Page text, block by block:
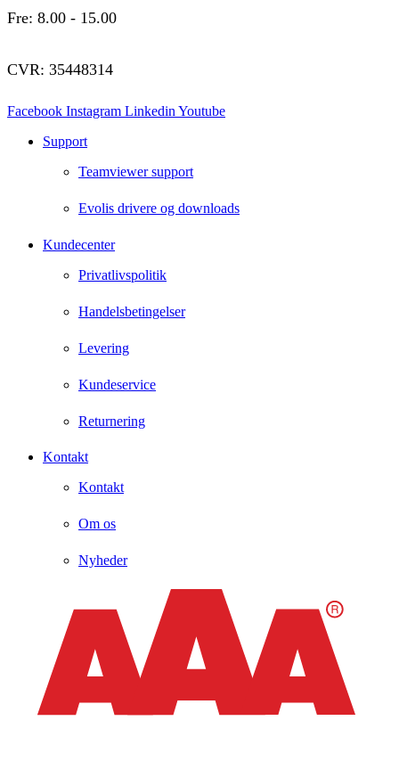
Fre: 8.00 - 15.00
CVR: 35448314
Facebook Instagram Linkedin Youtube
Support
Teamviewer support
Evolis drivere og downloads
Kundecenter
Privatlivspolitik
Handelsbetingelser
Levering
Kundeservice
Returnering
Kontakt
Kontakt
Om os
Nyheder